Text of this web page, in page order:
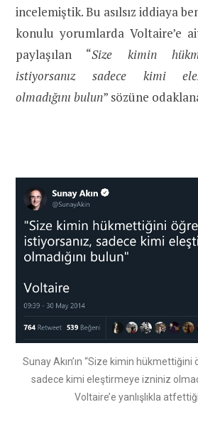
incelemiştik. Bu asılsız iddiaya
konulu yorumlarda Voltaire’e
paylaşılan “Size kimin
istiyorsanız sadece kimi
olmadığını bulun” sözüne
Sunay Akın’ın “Size kimin
sadece kimi eleştirmeye izniniz
Voltaire’e yanlışlıkla atfettiği